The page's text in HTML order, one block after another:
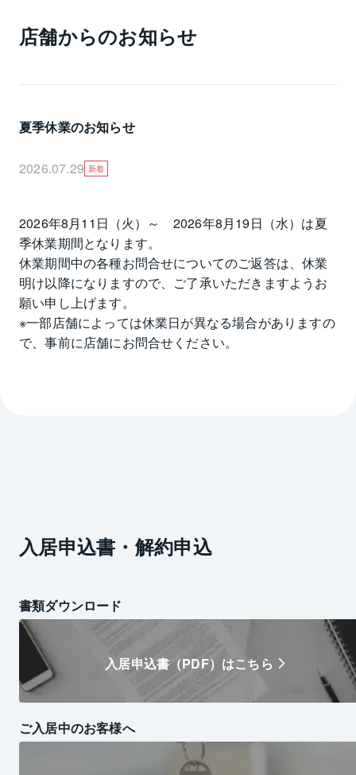
店舗からのお知らせ
夏季休業のお知らせ
2026.07.29 新着
2026年8月11日（火）～　2026年8月19日（水）は夏
季休業期間となります。
休業期間中の各種お問合せについてのご返答は、休業
明け以降になりますので、ご了承いただきますようお
願い申し上げます。
※一部店舗によっては休業日が異なる場合がありますの
で、事前に店舗にお問合せください。
入居申込書・解約申込
書類ダウンロード
入居申込書（PDF）はこちら
ご入居中のお客様へ